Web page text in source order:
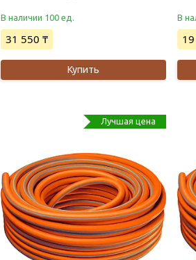
В наличии 100 ед.
31 550 ₸
Купить
В
Лучшая цена